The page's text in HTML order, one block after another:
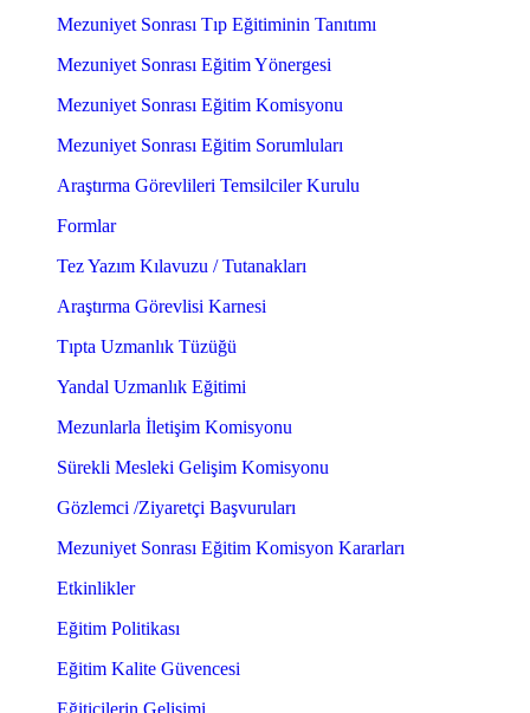
Mezuniyet Sonrası Tıp Eğitiminin Tanıtımı
Mezuniyet Sonrası Eğitim Yönergesi
Mezuniyet Sonrası Eğitim Komisyonu
Mezuniyet Sonrası Eğitim Sorumluları
Araştırma Görevlileri Temsilciler Kurulu
Formlar
Tez Yazım Kılavuzu / Tutanakları
Araştırma Görevlisi Karnesi
Tıpta Uzmanlık Tüzüğü
Yandal Uzmanlık Eğitimi
Mezunlarla İletişim Komisyonu
Sürekli Mesleki Gelişim Komisyonu
Gözlemci /Ziyaretçi Başvuruları
Mezuniyet Sonrası Eğitim Komisyon Kararları
Etkinlikler
Eğitim Politikası
Eğitim Kalite Güvencesi